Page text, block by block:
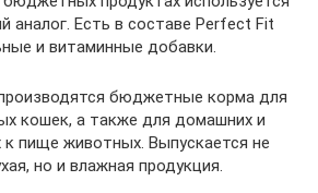
аналог. Есть в составе Perfect Fit
и витаминные добавки.
бюджетные корма для
кошек, а также для домашних и
к пище животных. Выпускается не
но и влажная продукция.